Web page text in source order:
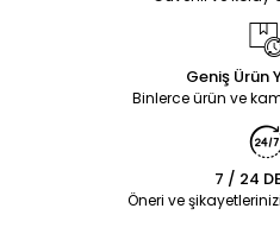
Geniş Ürün
Binlerce ürün ve
7 / 24
Öneri ve